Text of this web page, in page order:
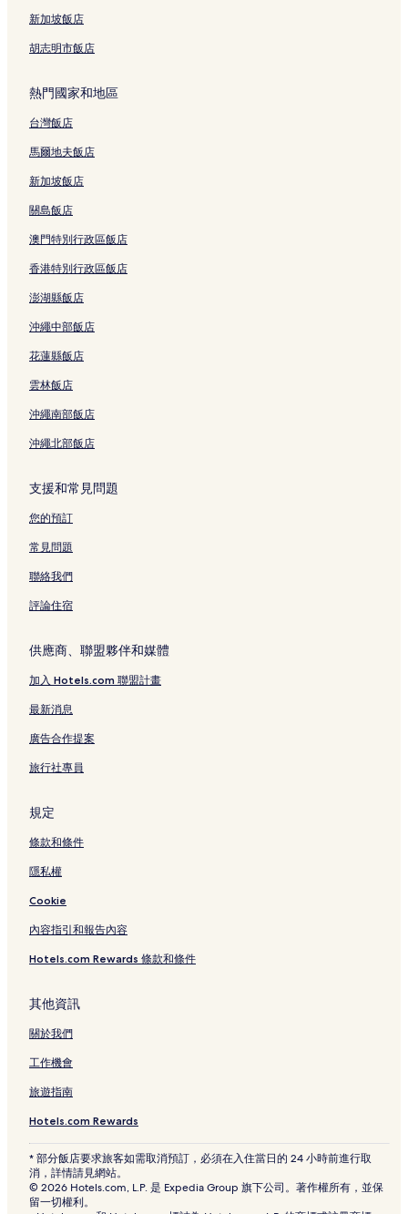
半島購物中心附近的飯店
萊佛士坊站附近的飯店
泊船碼頭附近的飯店
魚尾獅附近的飯店
皇后坊建築附近的飯店
萊佛士坊公園附近的飯店
福德祠附近的飯店
克拉碼頭購物中心附近的飯店
阜南數字生活購物中心附近的飯店
Uob 廣場附近的飯店
藝術-2 藝廊附近的飯店
市民戰爭紀念碑附近的飯店
史丹福大廈附近的飯店
新加坡板球俱樂部附近的飯店
萊佛士像附近的飯店
克拉碼頭中央廣場購物中心附近的飯店
讚美廣場附近的飯店
藝術之家附近的飯店
前市政廳附近的飯店
新加坡管理大學附近的飯店
新加坡國家圖書館附近的飯店
萊佛士坊附近的飯店
濱海中心站附近的飯店
安德遜橋附近的飯店
新達城國際會議展覽中心附近的飯店
新加坡飯店
胡志明市飯店
熱門國家和地區
台灣飯店
馬爾地夫飯店
新加坡飯店
關島飯店
澳門特別行政區飯店
香港特別行政區飯店
澎湖縣飯店
沖繩中部飯店
花蓮縣飯店
雲林飯店
沖繩南部飯店
沖繩北部飯店
支援和常見問題
您的預訂
常見問題
聯絡我們
評論住宿
供應商、聯盟夥伴和媒體
加入 Hotels.com 聯盟計畫
最新消息
廣告合作提案
旅行社專員
規定
條款和條件
隱私權
Cookie
內容指引和報告內容
Hotels.com Rewards 條款和條件
其他資訊
關於我們
工作機會
旅遊指南
Hotels.com Rewards
* 部分飯店要求旅客如需取消預訂，必須在入住當日的 24 小時前進行取
消，詳情請見網站。
© 2026 Hotels.com, L.P. 是 Expedia Group 旗下公司。著作權所有，並保
留一切權利。